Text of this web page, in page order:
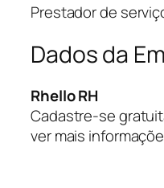
Prestador de
Dados da
Rhello RH
Cadastre-se
ver mais